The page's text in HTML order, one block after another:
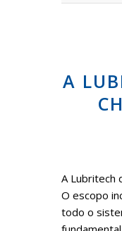
A
A Lubritech
O escopo
todo o